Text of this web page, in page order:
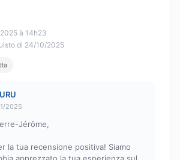
à 14h23
di 24/10/2025
2025
Jérôme,
la tua recensione positiva! Siamo